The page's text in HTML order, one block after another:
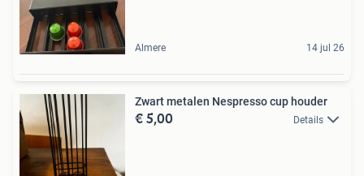
Almere 14 jul 26
Zwart metalen Nespresso cup houder
€ 5,00 Details